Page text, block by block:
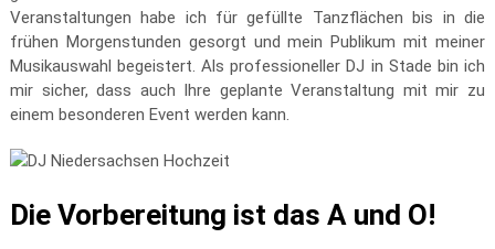
Veranstaltungen habe ich für gefüllte Tanzflächen bis in die
frühen Morgenstunden gesorgt und mein Publikum mit meiner
Musikauswahl begeistert. Als professioneller DJ in Stade bin ich
mir sicher, dass auch Ihre geplante Veranstaltung mit mir zu
einem besonderen Event werden kann.
Die Vorbereitung ist das A und O!